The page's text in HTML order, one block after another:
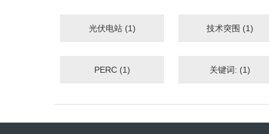
光伏电站 (1) 技术突围 (1)
PERC (1) 关键词: (1)